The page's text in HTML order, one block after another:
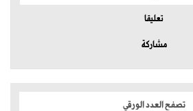
تعليقا
مشاركة
تصفح العدد الورقي